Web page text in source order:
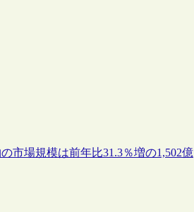
市場規模は前年比31.3％増の1,502億